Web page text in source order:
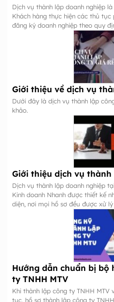
Dịch vụ thành lập doanh nghiệp
Khách hàng thực hiện các thủ tục
đăng ký doanh nghiệp theo quy
Giới thiệu về dịch vụ
Dưới đây là dịch vụ thành lập
khảo.
Giới thiệu dịch vụ
Dịch vụ thành lập doanh nghiệp
Kinh doanh Nhanh được thiết kế
diện, nơi mọi hồ sơ đều được xử
Hướng dẫn chuẩn bị bộ
ty TNHH MTV
Khi thành lập công ty TNHH MTV
tục, hồ sơ thành lập công ty